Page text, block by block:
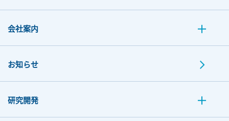
会社案内
お知らせ
研究開発